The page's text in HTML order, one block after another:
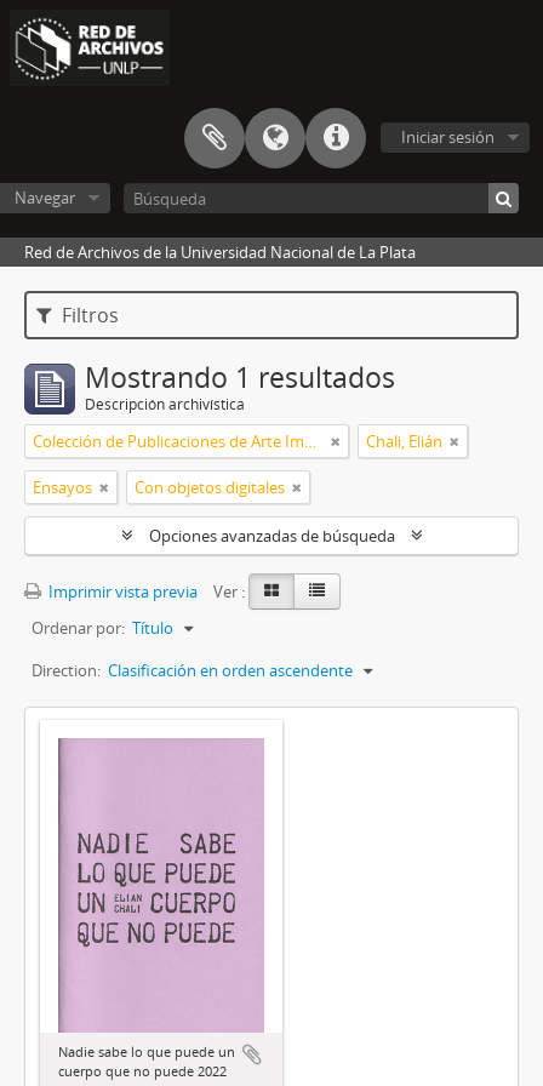
Iniciar sesión
Navegar
Red de Archivos de la Universidad Nacional de La Plata
Filtros
Mostrando 1 resultados
Descripción archivística
Colección de Publicaciones de Arte Impreso Chali, Elián
Ensayos Con objetos digitales
Opciones avanzadas de búsqueda
Imprimir vista previa
Ver :
Ordenar por: Título
Direction: Clasificación en orden ascendente
Nadie sabe lo que puede un
cuerpo que no puede 2022